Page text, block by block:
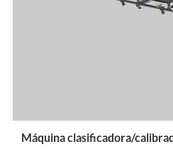
Máquina clasificadora/